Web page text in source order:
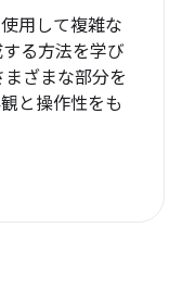
用して複雑な
る方法を学び
まざまな部分を
と操作性をも